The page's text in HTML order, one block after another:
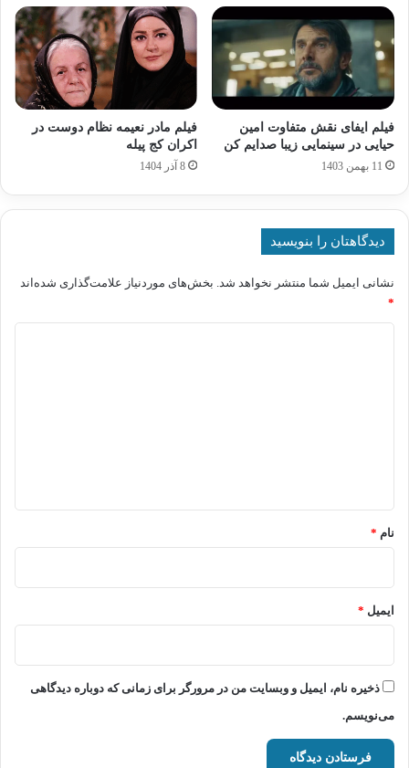
فیلم ایفای نقش متفاوت امین
حیایی در سینمایی زیبا صدایم کن
11 بهمن 1403
فیلم مادر نعیمه نظام‌ دوست در
اکران کج‌ پیله
8 آذر 1404
دیدگاهتان را بنویسید
نشانی ایمیل شما منتشر نخواهد شد. بخش‌های موردنیاز علامت‌گذاری شده‌اند
*
نام *
ایمیل *
ذخیره نام، ایمیل و وبسایت من در مرورگر برای زمانی که دوباره دیدگاهی
می‌نویسم.